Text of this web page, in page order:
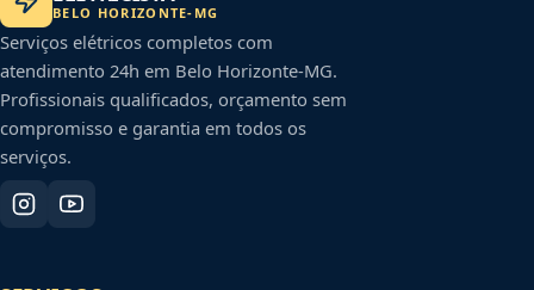
BELO HORIZONTE- MG
Serviços elétricos completos com
atendimento 24h em Belo Horizonte-MG.
Profissionais qualificados, orçamento sem
compromisso e garantia em todos os
serviços.